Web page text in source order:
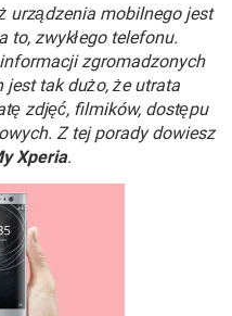
FACEBOOK
WHATSAPP
NETFLIX
FACEBOOK
TIKTOK
WHATSAPP
NETFLIX
FACEBOOK
urządzenia mobilnego jest
to, zwykłego telefonu.
zgromadzonych
tak dużo, że utrata
zdjęć, filmików, dostępu
Z tej porady dowiesz
Xperia.